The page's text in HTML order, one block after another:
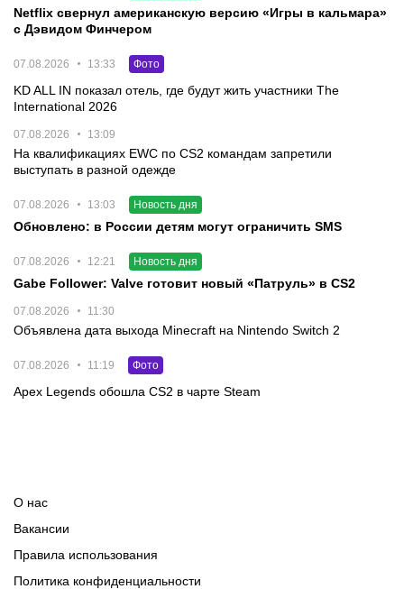
Netflix свернул американскую версию «Игры в кальмара»
с Дэвидом Финчером
07.08.2026 13:33 Фото
KD ALL IN показал отель, где будут жить участники The
International 2026
07.08.2026 13:09
На квалификациях EWC по CS2 командам запретили
выступать в разной одежде
07.08.2026 13:03 Новость дня
Обновлено: в России детям могут ограничить SMS
07.08.2026 12:21 Новость дня
Gabe Follower: Valve готовит новый «Патруль» в CS2
07.08.2026 11:30
Объявлена дата выхода Minecraft на Nintendo Switch 2
07.08.2026 11:19 Фото
Apex Legends обошла CS2 в чарте Steam
О нас
Вакансии
Правила использования
Политика конфиденциальности